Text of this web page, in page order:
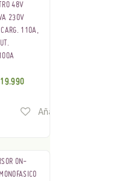
deseos
48V
230V
110A,
Añadir a lista de
ON-